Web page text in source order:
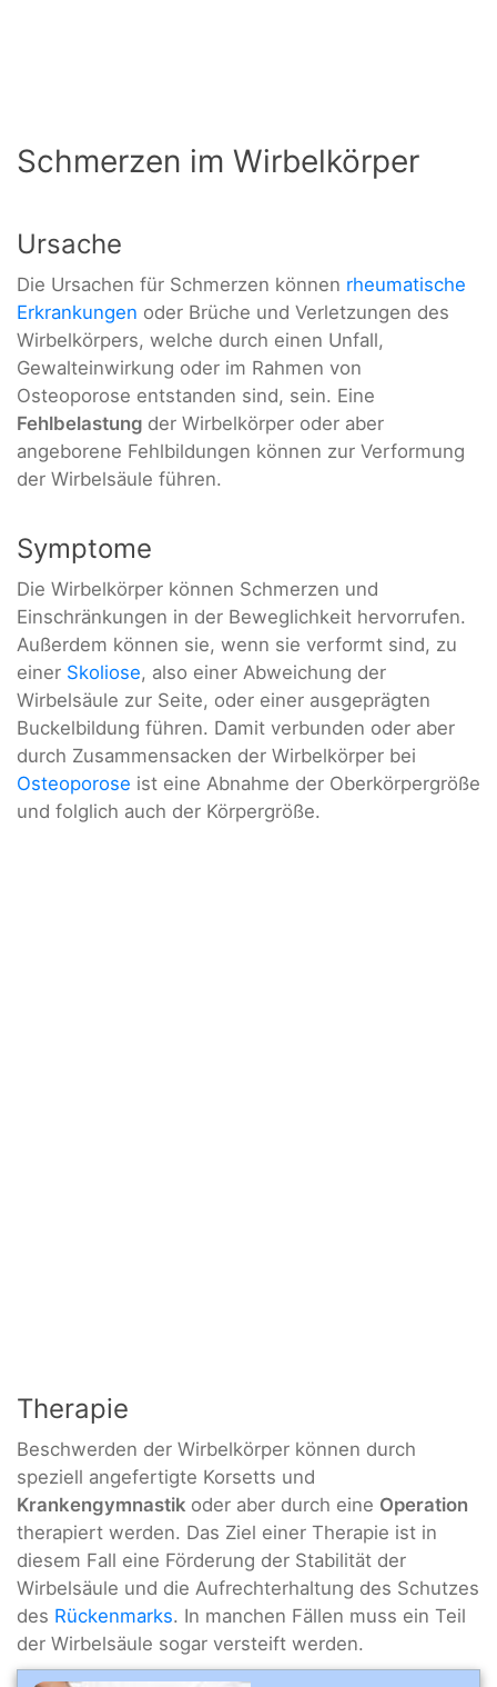
Schmerzen im Wirbelkörper
Ursache
Die Ursachen für Schmerzen können rheumatische
Erkrankungen oder Brüche und Verletzungen des
Wirbelkörpers, welche durch einen Unfall,
Gewalteinwirkung oder im Rahmen von
Osteoporose entstanden sind, sein. Eine
Fehlbelastung der Wirbelkörper oder aber
angeborene Fehlbildungen können zur Verformung
der Wirbelsäule führen.
Symptome
Die Wirbelkörper können Schmerzen und
Einschränkungen in der Beweglichkeit hervorrufen.
Außerdem können sie, wenn sie verformt sind, zu
einer Skoliose, also einer Abweichung der
Wirbelsäule zur Seite, oder einer ausgeprägten
Buckelbildung führen. Damit verbunden oder aber
durch Zusammensacken der Wirbelkörper bei
Osteoporose ist eine Abnahme der Oberkörpergröße
und folglich auch der Körpergröße.
Therapie
Beschwerden der Wirbelkörper können durch
speziell angefertigte Korsetts und
Krankengymnastik oder aber durch eine Operation
therapiert werden. Das Ziel einer Therapie ist in
diesem Fall eine Förderung der Stabilität der
Wirbelsäule und die Aufrechterhaltung des Schutzes
des Rückenmarks. In manchen Fällen muss ein Teil
der Wirbelsäule sogar versteift werden.